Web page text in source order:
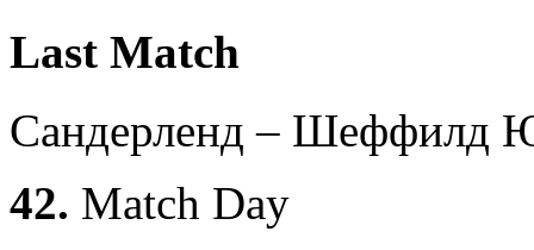
Last Match
Сандерленд – Шеффилд
42. Match Day